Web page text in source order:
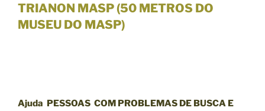
TRIANON MASP (50 METROS DO
MUSEU DO MASP)
Ajuda PESSOAS COM PROBLEMAS DE BUSCA E